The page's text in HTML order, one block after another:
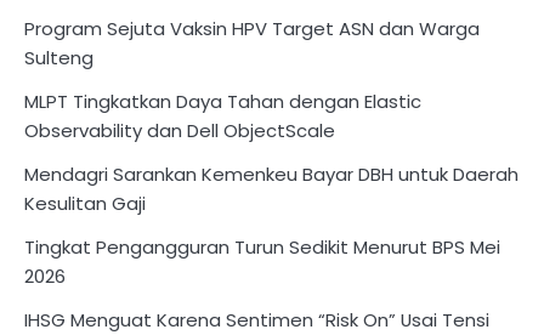
Program Sejuta Vaksin HPV Target ASN dan Warga
Sulteng
MLPT Tingkatkan Daya Tahan dengan Elastic
Observability dan Dell ObjectScale
Mendagri Sarankan Kemenkeu Bayar DBH untuk Daerah
Kesulitan Gaji
Tingkat Pengangguran Turun Sedikit Menurut BPS Mei
2026
IHSG Menguat Karena Sentimen “Risk On” Usai Tensi